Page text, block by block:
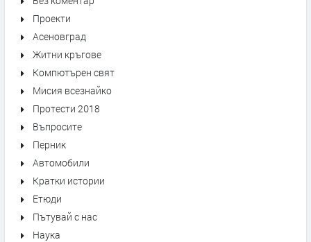
Проекти
Асеновград
Житни кръгове
Компютърен свят
Мисия всезнайко
Протести 2018
Въпросите
Перник
Автомобили
Кратки истории
Етюди
Пътувай с нас
Наука